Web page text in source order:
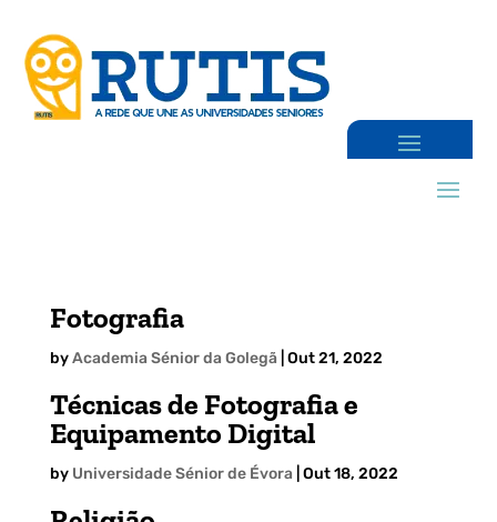
Fotografia
byAcademia Sénior da Golegã Out 21, 2022
Técnicas de Fotografia e
Equipamento Digital
by Universidade Sénior de Évora Out 18, 2022